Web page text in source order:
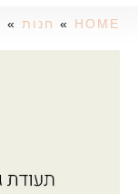
HOME
» חנות »